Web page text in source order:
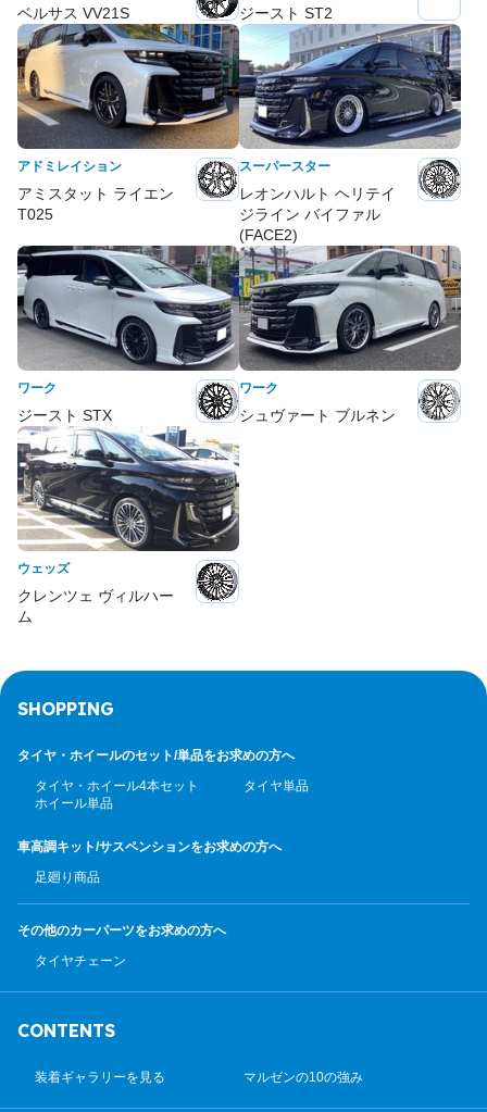
ベルサス VV21S ジースト ST2
アドミレイション
アミスタット ライエン
T025
スーパースター
レオンハルト ヘリテイ
ジライン バイファル
(FACE2)
ワーク
ジースト STX
ワーク
シュヴァート ブルネン
ウェッズ
クレンツェ ヴィルハー
ム
SHOPPING
タイヤ・ホイールのセット/単品をお求めの方へ
タイヤ・ホイール4本セット
タイヤ単品
ホイール単品
車高調キット/サスペンションをお求めの方へ
足廻り商品
その他のカーパーツをお求めの方へ
タイヤチェーン
CONTENTS
装着ギャラリーを見る マルゼンの10の強み